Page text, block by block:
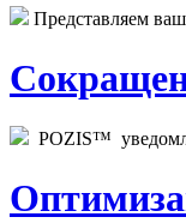
Представляем
POZIS™